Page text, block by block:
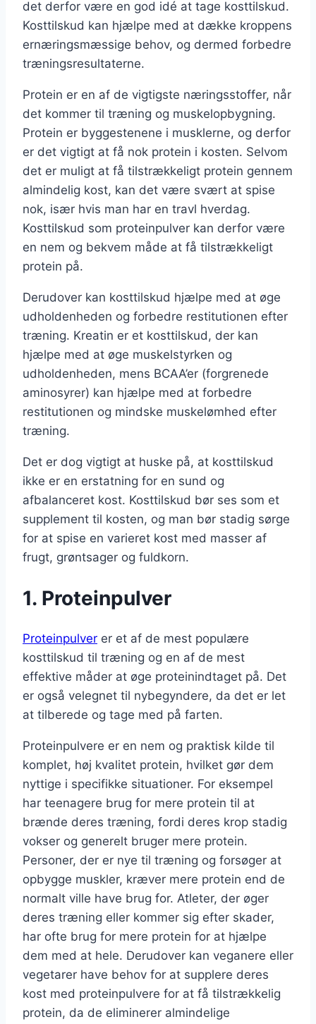
det derfor være en god idé at tage kosttilskud.
Kosttilskud kan hjælpe med at dække kroppens
ernæringsmæssige behov, og dermed forbedre
træningsresultaterne.
Protein er en af de vigtigste næringsstoffer, når
det kommer til træning og muskelopbygning.
Protein er byggestenene i musklerne, og derfor
er det vigtigt at få nok protein i kosten. Selvom
det er muligt at få tilstrækkeligt protein gennem
almindelig kost, kan det være svært at spise
nok, især hvis man har en travl hverdag.
Kosttilskud som proteinpulver kan derfor være
en nem og bekvem måde at få tilstrækkeligt
protein på.
Derudover kan kosttilskud hjælpe med at øge
udholdenheden og forbedre restitutionen efter
træning. Kreatin er et kosttilskud, der kan
hjælpe med at øge muskelstyrken og
udholdenheden, mens BCAA’er (forgrenede
aminosyrer) kan hjælpe med at forbedre
restitutionen og mindske muskelømhed efter
træning.
Det er dog vigtigt at huske på, at kosttilskud
ikke er en erstatning for en sund og
afbalanceret kost. Kosttilskud bør ses som et
supplement til kosten, og man bør stadig sørge
for at spise en varieret kost med masser af
frugt, grøntsager og fuldkorn.
1. Proteinpulver
Proteinpulver er et af de mest populære
kosttilskud til træning og en af de mest
effektive måder at øge proteinindtaget på. Det
er også velegnet til nybegyndere, da det er let
at tilberede og tage med på farten.
Proteinpulvere er en nem og praktisk kilde til
komplet, høj kvalitet protein, hvilket gør dem
nyttige i specifikke situationer. For eksempel
har teenagere brug for mere protein til at
brænde deres træning, fordi deres krop stadig
vokser og generelt bruger mere protein.
Personer, der er nye til træning og forsøger at
opbygge muskler, kræver mere protein end de
normalt ville have brug for. Atleter, der øger
deres træning eller kommer sig efter skader,
har ofte brug for mere protein for at hjælpe
dem med at hele. Derudover kan veganere eller
vegetarer have behov for at supplere deres
kost med proteinpulvere for at få tilstrækkelig
protein, da de eliminerer almindelige